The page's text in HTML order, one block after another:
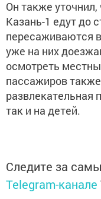
Он также уточнил,
Казань-1 едут до
пересаживаются
уже на них
осмотреть
пассажиров
развлекательная
так и на детей.
Следите за
Telegram-канале